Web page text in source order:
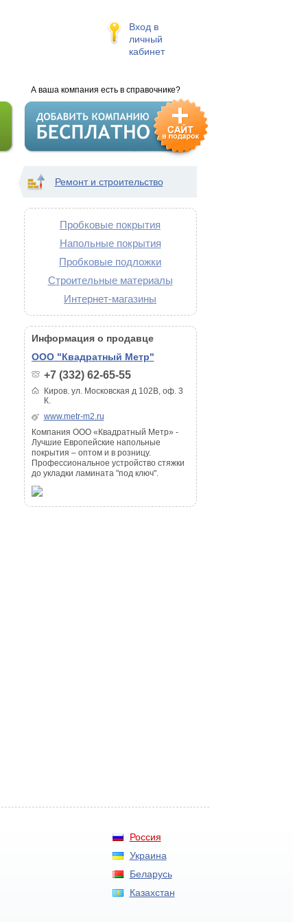
Вход в
личный
кабинет
А ваша компания есть в справочнике?
Ремонт и строительство
Пробковые покрытия
Напольные покрытия
Пробковые подложки
Строительные материалы
Интернет-магазины
Информация о продавце
ООО "Квадратный Метр"
+7 (332) 62-65-55
Киров. ул. Московская д 102В, оф. 3
К.
www.metr-m2.ru
Компания ООО «Квадратный Метр» -
Лучшие Европейские напольные
покрытия – оптом и в розницу.
Профессиональное устройство стяжки
до укладки ламината "под ключ".
Россия
Украина
Беларусь
Казахстан